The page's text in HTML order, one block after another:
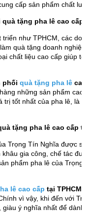
cấp sản phẩm chất
tặng pha lê cao cấp
như TPHCM, các
quà tặng doanh
chất liệu cao cấp giúp
phối quà tặng pha lê cao
những sản phẩm cao
tốt nhất của pha lê, là
tặng pha lê cao cấp
Trọng Tín Nghĩa được
gia công, chế tác
phẩm pha lê của Trọng
lê cao cấp tại TPHCM
vì vậy, khi đến với
ý nghĩa nhất để